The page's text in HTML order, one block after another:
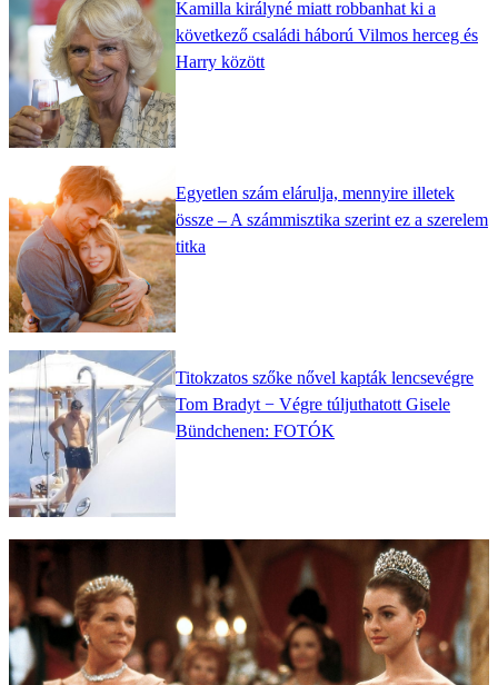
Kamilla királyné miatt robbanhat ki a
következő családi háború Vilmos herceg és
Harry között
Egyetlen szám elárulja, mennyire illetek
össze – A számmisztika szerint ez a szerelem
titka
Titokzatos szőke nővel kapták lencsevégre
Tom Bradyt − Végre túljuthatott Gisele
Bündchenen: FOTÓK